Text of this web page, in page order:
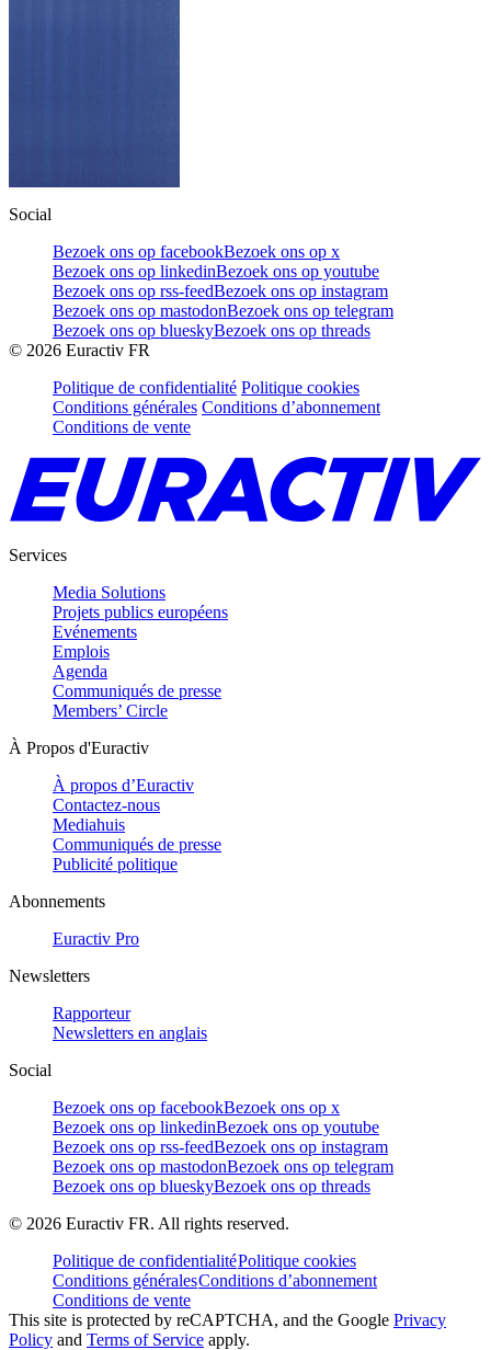
Social
Bezoek ons op facebookBezoek ons op x
Bezoek ons op linkedinBezoek ons op youtube
Bezoek ons op rss-feedBezoek ons op instagram
Bezoek ons op mastodonBezoek ons op telegram
Bezoek ons op blueskyBezoek ons op threads
© 2026 Euractiv FR
Politique de confidentialité Politique cookies
Conditions générales Conditions d’abonnement
Conditions de vente
Services
Media Solutions
Projets publics européens
Evénements
Emplois
Agenda
Communiqués de presse
Members’ Circle
À Propos d'Euractiv
À propos d’Euractiv
Contactez-nous
Mediahuis
Communiqués de presse
Publicité politique
Abonnements
Euractiv Pro
Newsletters
Rapporteur
Newsletters en anglais
Social
Bezoek ons op facebookBezoek ons op x
Bezoek ons op linkedinBezoek ons op youtube
Bezoek ons op rss-feedBezoek ons op instagram
Bezoek ons op mastodonBezoek ons op telegram
Bezoek ons op blueskyBezoek ons op threads
© 2026 Euractiv FR. All rights reserved.
Politique de confidentialitéPolitique cookies
Conditions généralesConditions d’abonnement
Conditions de vente
This site is protected by reCAPTCHA, and the Google Privacy
Policy and Terms of Service apply.